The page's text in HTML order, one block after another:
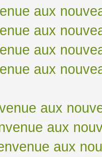
aux
aux
aux
aux
aux
aux
aux